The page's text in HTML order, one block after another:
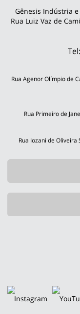
Gênesis Indústria
Rua Luiz Vaz de
Rua Agenor Olímpio de
Rua Primeiro de
Rua Iozani de Oliveira